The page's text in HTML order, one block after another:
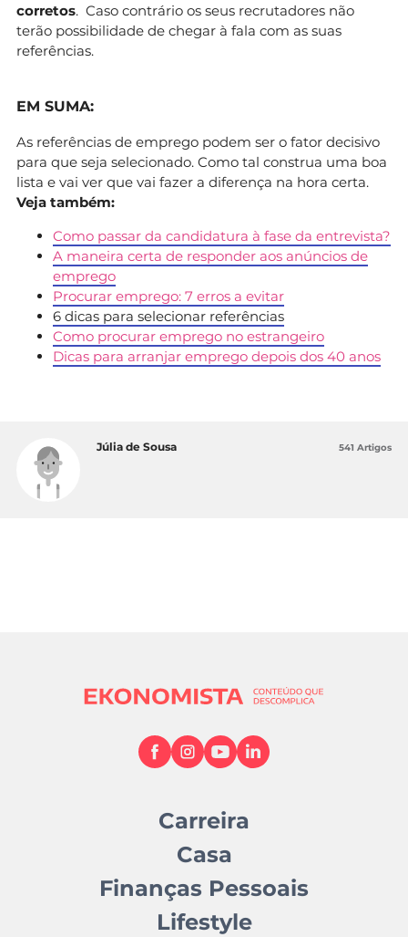
corretos. Caso contrário os seus recrutadores não
terão possibilidade de chegar à fala com as suas
referências.
EM SUMA:
As referências de emprego podem ser o fator decisivo
para que seja selecionado. Como tal construa uma boa
lista e vai ver que vai fazer a diferença na hora certa.
Veja também:
Como passar da candidatura à fase da entrevista?
A maneira certa de responder aos anúncios de
emprego
Procurar emprego: 7 erros a evitar
6 dicas para selecionar referências
Como procurar emprego no estrangeiro
Dicas para arranjar emprego depois dos 40 anos
Júlia de Sousa 541 Artigos
Carreira
Casa
Finanças Pessoais
Lifestyle